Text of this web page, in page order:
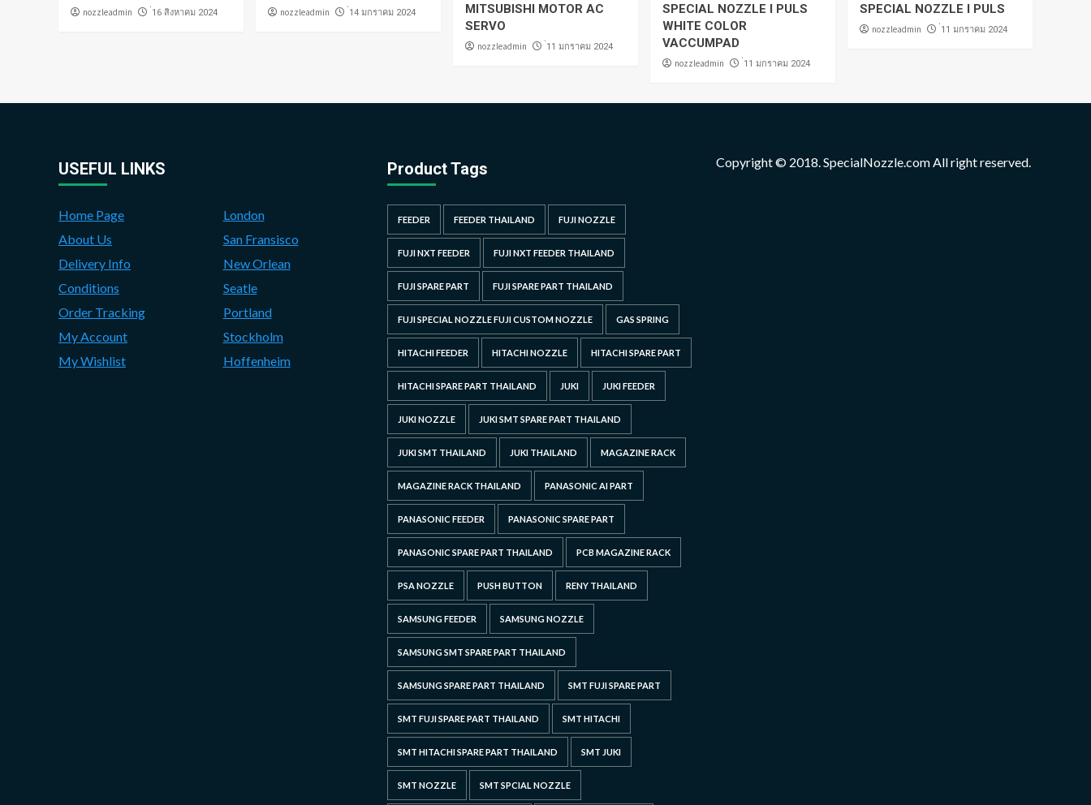
nozzleadmin ่16 สิงหาคม 2024 nozzleadmin ่14 มกราคม 2024
MITSUBISHI MOTOR AC
SERVO
nozzleadmin ่11 มกราคม 2024
SPECIAL NOZZLE I PULS
WHITE COLOR
VACCUMPAD
nozzleadmin ่11 มกราคม 2024
SPECIAL NOZZLE I PULS
nozzleadmin ่11 มกราคม 2024
USEFUL LINKS
Home Page
About Us
Delivery Info
Conditions
Order Tracking
My Account
My Wishlist
London
San Fransisco
New Orlean
Seatle
Portland
Stockholm
Hoffenheim
Product Tags
FEEDER FEEDER THAILAND FUJI NOZZLE
FUJI NXT FEEDER FUJI NXT FEEDER THAILAND
FUJI SPARE PART FUJI SPARE PART THAILAND
FUJI SPECIAL NOZZLE FUJI CUSTOM NOZZLE GAS SPRING
HITACHI FEEDER HITACHI NOZZLE HITACHI SPARE PART
HITACHI SPARE PART THAILAND JUKI JUKI FEEDER
JUKI NOZZLE JUKI SMT SPARE PART THAILAND
JUKI SMT THAILAND JUKI THAILAND MAGAZINE RACK
MAGAZINE RACK THAILAND PANASONIC AI PART
PANASONIC FEEDER PANASONIC SPARE PART
PANASONIC SPARE PART THAILAND PCB MAGAZINE RACK
PSA NOZZLE PUSH BUTTON RENY THAILAND
SAMSUNG FEEDER SAMSUNG NOZZLE
SAMSUNG SMT SPARE PART THAILAND
SAMSUNG SPARE PART THAILAND SMT FUJI SPARE PART
SMT FUJI SPARE PART THAILAND SMT HITACHI
SMT HITACHI SPARE PART THAILAND SMT JUKI
SMT NOZZLE SMT SPCIAL NOZZLE
Copyright © 2018. SpecialNozzle.com All right reserved.